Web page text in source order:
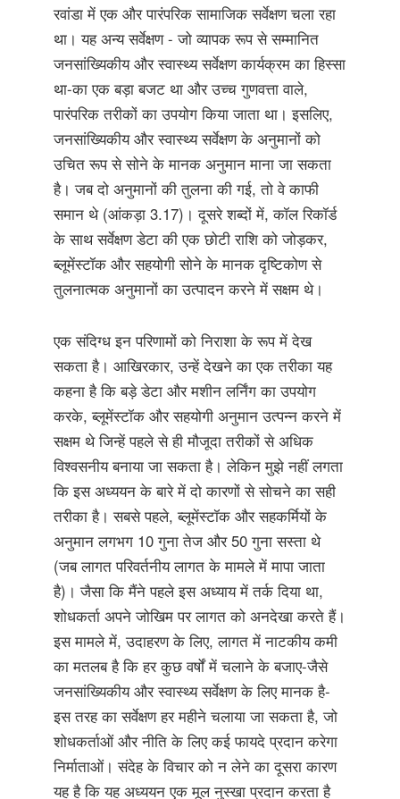
रवांडा में एक और पारंपरिक सामाजिक सर्वेक्षण चला रहा
था। यह अन्य सर्वेक्षण - जो व्यापक रूप से सम्मानित
जनसांख्यिकीय और स्वास्थ्य सर्वेक्षण कार्यक्रम का हिस्सा
था-का एक बड़ा बजट था और उच्च गुणवत्ता वाले,
पारंपरिक तरीकों का उपयोग किया जाता था। इसलिए,
जनसांख्यिकीय और स्वास्थ्य सर्वेक्षण के अनुमानों को
उचित रूप से सोने के मानक अनुमान माना जा सकता
है। जब दो अनुमानों की तुलना की गई, तो वे काफी
समान थे (आंकड़ा 3.17)। दूसरे शब्दों में, कॉल रिकॉर्ड
के साथ सर्वेक्षण डेटा की एक छोटी राशि को जोड़कर,
ब्लूमेंस्टॉक और सहयोगी सोने के मानक दृष्टिकोण से
तुलनात्मक अनुमानों का उत्पादन करने में सक्षम थे।
एक संदिग्ध इन परिणामों को निराशा के रूप में देख
सकता है। आखिरकार, उन्हें देखने का एक तरीका यह
कहना है कि बड़े डेटा और मशीन लर्निंग का उपयोग
करके, ब्लूमेंस्टॉक और सहयोगी अनुमान उत्पन्न करने में
सक्षम थे जिन्हें पहले से ही मौजूदा तरीकों से अधिक
विश्वसनीय बनाया जा सकता है। लेकिन मुझे नहीं लगता
कि इस अध्ययन के बारे में दो कारणों से सोचने का सही
तरीका है। सबसे पहले, ब्लूमेंस्टॉक और सहकर्मियों के
अनुमान लगभग 10 गुना तेज और 50 गुना सस्ता थे
(जब लागत परिवर्तनीय लागत के मामले में मापा जाता
है)। जैसा कि मैंने पहले इस अध्याय में तर्क दिया था,
शोधकर्ता अपने जोखिम पर लागत को अनदेखा करते हैं।
इस मामले में, उदाहरण के लिए, लागत में नाटकीय कमी
का मतलब है कि हर कुछ वर्षों में चलाने के बजाए-जैसे
जनसांख्यिकीय और स्वास्थ्य सर्वेक्षण के लिए मानक है-
इस तरह का सर्वेक्षण हर महीने चलाया जा सकता है, जो
शोधकर्ताओं और नीति के लिए कई फायदे प्रदान करेगा
निर्माताओं। संदेह के विचार को न लेने का दूसरा कारण
यह है कि यह अध्ययन एक मूल नुस्खा प्रदान करता है